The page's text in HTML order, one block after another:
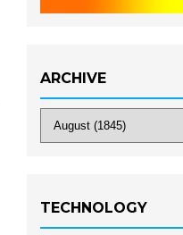
ARCHIVE
TECHNOLOGY